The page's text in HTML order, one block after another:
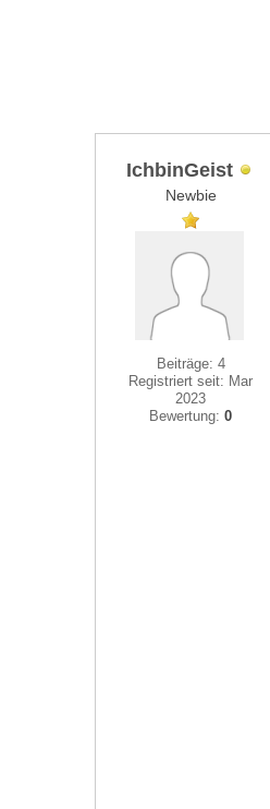
IchbinGeist
Newbie
Beiträge: 4
Registriert seit: Mar
2023
Bewertung:0